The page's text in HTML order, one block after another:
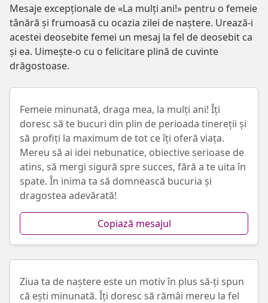
Mesaje excepționale de «La mulți ani!» pentru o femeie
tânără și frumoasă cu ocazia zilei de naștere. Urează-i
acestei deosebite femei un mesaj la fel de deosebit ca
și ea. Uimește-o cu o felicitare plină de cuvinte
drăgostoase.
Femeie minunată, draga mea, la mulți ani! Îți
doresc să te bucuri din plin de perioada tinereții și
să profiți la maximum de tot ce îți oferă viața.
Mereu să ai idei nebunatice, obiective serioase de
atins, să mergi sigură spre succes, fără a te uita în
spate. În inima ta să domnească bucuria și
dragostea adevărată!
Copiază mesajul
Ziua ta de naștere este un motiv în plus să-ți spun
că ești minunată. Îți doresc să rămâi mereu la fel